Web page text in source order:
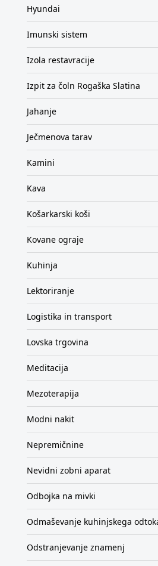
Hyundai
Imunski sistem
Izola restavracije
Izpit za čoln Rogaška Slatina
Jahanje
Ječmenova tarav
Kamini
Kava
Košarkarski koši
Kovane ograje
Kuhinja
Lektoriranje
Logistika in transport
Lovska trgovina
Meditacija
Mezoterapija
Modni nakit
Nepremičnine
Nevidni zobni aparat
Odbojka na mivki
Odmaševanje kuhinjskega
Odstranjevanje znamenj